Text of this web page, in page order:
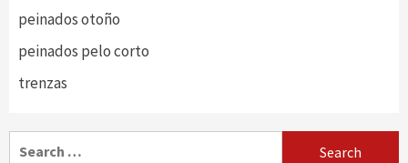
peinados otoño
peinados pelo corto
trenzas